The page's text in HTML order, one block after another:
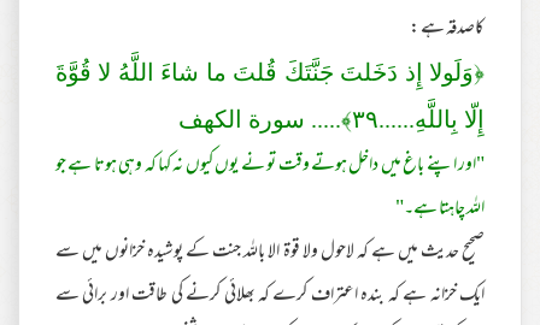
کاصدقہ ہے :
﴿وَلَولا إِذ دَخَلتَ جَنَّتَكَ قُلتَ ما شاءَ اللَّهُ لا قُوَّةَ
إِلّا بِاللَّهِ......٣٩﴾..... سورة الكهف
"اور اپنے باغ میں داخل ہوتے وقت تو نے یوں کیوں نہ کہا کہ وہی ہوتا ہے جو
اللہ چاہتا ہے۔"
صحیح حدیث میں ہے کہ لاحول ولا قوة الا باللہ جنت کے پوشیدہ خزانوں میں سے
ایک خزانہ ہے کہ بندہ اعتراف کرے کہ بھلائی کرنے کی طاقت اور برائی سے